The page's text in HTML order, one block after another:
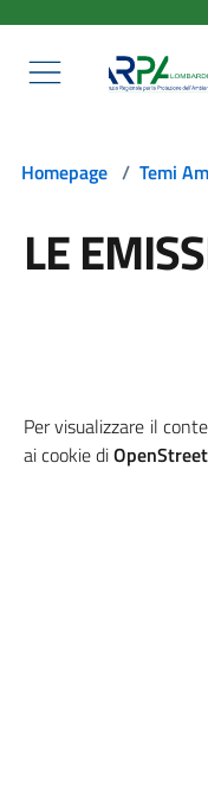
Homepage / Temi
LE
Per visualizzare il
ai cookie di